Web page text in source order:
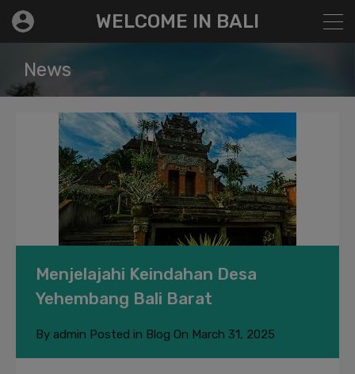
WELCOME IN BALI
News
Menjelajahi Keindahan Desa
Yehembang Bali Barat
By admin Posted in Blog On March 31, 2025